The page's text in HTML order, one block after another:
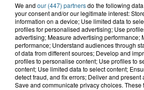
A GAGNER
We and our (447) partnersdo the following
your consent and/or our legitimate interest:
information on a device; Use limited data to
profiles for personalised advertising; Use
advertising; Measure advertising performance;
performance; Understand audiences through
of data from different sources; Develop and
profiles to personalise content; Use profiles to
content; Use limited data to select content;
detect fraud, and fix errors; Deliver and
Save and communicate privacy choices.